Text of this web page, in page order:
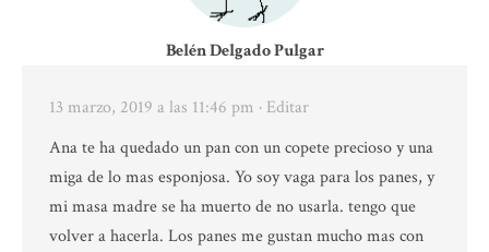
Belén Delgado Pulgar
13 marzo, 2019 a las 11:46 pm · Editar
Ana te ha quedado un pan con un copete precioso y una
miga de lo mas esponjosa. Yo soy vaga para los panes, y
mi masa madre se ha muerto de no usarla. tengo que
volver a hacerla. Los panes me gustan mucho mas con